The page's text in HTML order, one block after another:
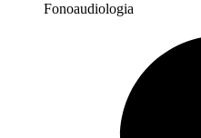
Fonoaudiologia